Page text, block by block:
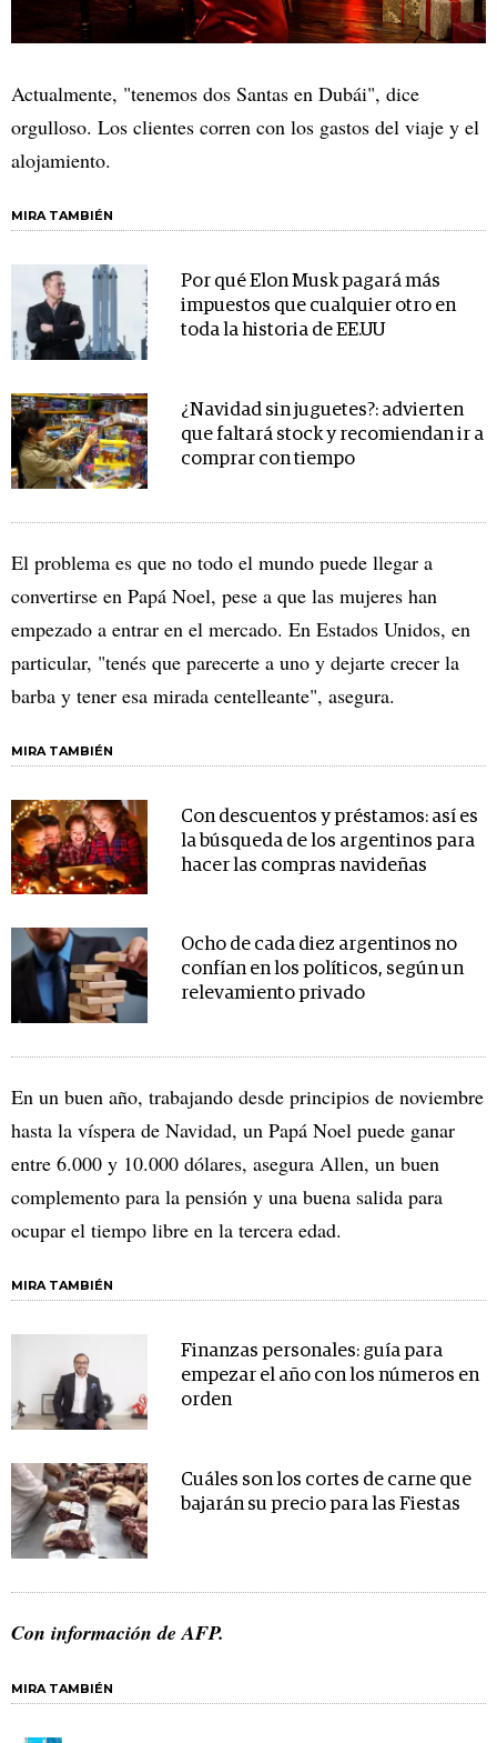
Actualmente, "tenemos dos Santas en Dubái", dice
orgulloso. Los clientes corren con los gastos del viaje y el
alojamiento.
MIRA TAMBIÉN
Por qué Elon Musk pagará más
impuestos que cualquier otro en
toda la historia de EE.UU
¿Navidad sin juguetes?: advierten
que faltará stock y recomiendan ir a
comprar con tiempo
El problema es que no todo el mundo puede llegar a
convertirse en Papá Noel, pese a que las mujeres han
empezado a entrar en el mercado. En Estados Unidos, en
particular, "tenés que parecerte a uno y dejarte crecer la
barba y tener esa mirada centelleante", asegura.
MIRA TAMBIÉN
Con descuentos y préstamos: así es
la búsqueda de los argentinos para
hacer las compras navideñas
Ocho de cada diez argentinos no
confían en los políticos, según un
relevamiento privado
En un buen año, trabajando desde principios de noviembre
hasta la víspera de Navidad, un Papá Noel puede ganar
entre 6.000 y 10.000 dólares, asegura Allen, un buen
complemento para la pensión y una buena salida para
ocupar el tiempo libre en la tercera edad.
MIRA TAMBIÉN
Finanzas personales: guía para
empezar el año con los números en
orden
Cuáles son los cortes de carne que
bajarán su precio para las Fiestas
Con información de AFP.
MIRA TAMBIÉN